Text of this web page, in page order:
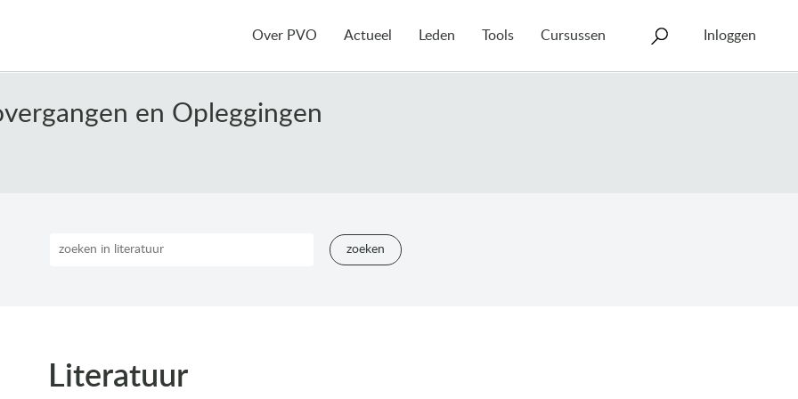
Over PVO Actueel Leden Tools Cursussen Inloggen
en Opleggingen
zoeken
Literatuur